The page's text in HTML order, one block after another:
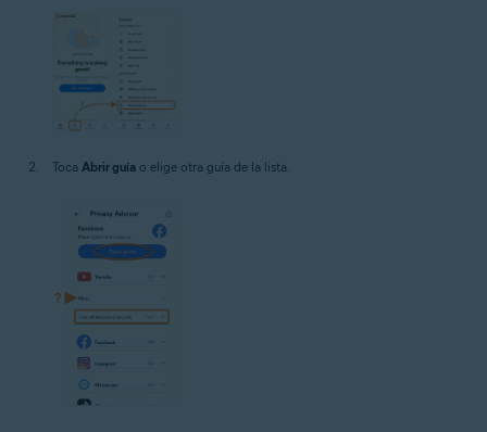
Toca Abrir guía o elige otra guía de la lista.